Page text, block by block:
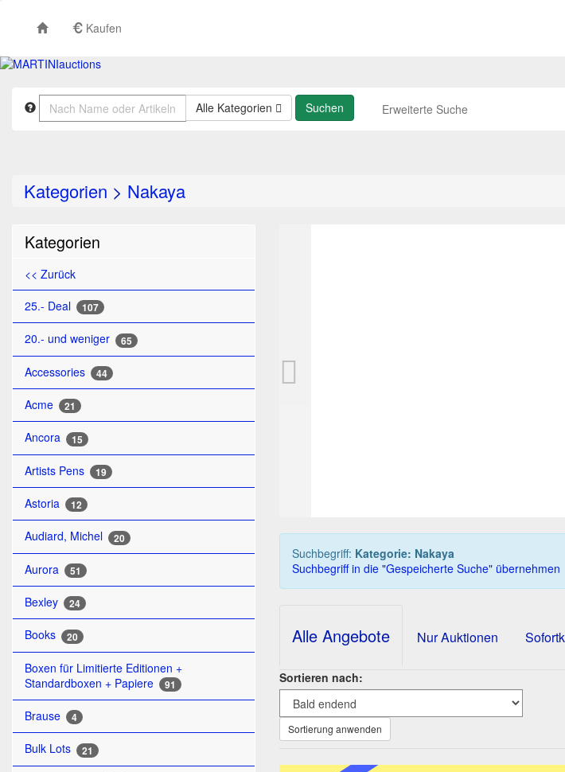
Kaufen
Alle Kategorien Erweiterte Suche
Kategorien > Nakaya
Kategorien
<< Zurück
25.- Deal
107
20.- und weniger 65
Accessories 44
Acme 21
Ancora 15
Artists Pens 19
Astoria 12
Audiard, Michel 20
Aurora 51
Bexley 24
Books 20
Boxen für Limitierte Editionen +
Standardboxen + Papiere
91
Brause 4
Bulk Lots 21
Suchbegriff: Kategorie: Nakaya
Suchbegriff in die "Gespeicherte Suche" übernehmen
Alle Angebote Nur Auktionen
Sortieren nach:
Sortierung anwenden